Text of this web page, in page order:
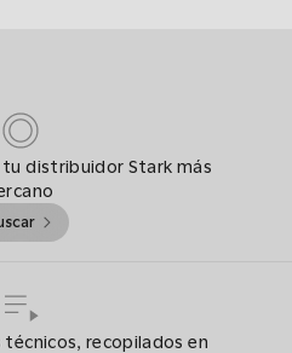
distribuidor Stark más
recopilados en